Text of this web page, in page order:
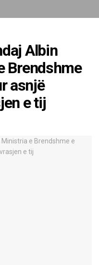
Albin
Brendshme
asnjë
e tij